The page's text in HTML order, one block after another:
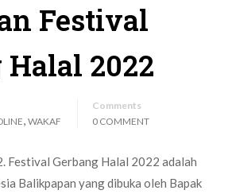
Festival
Halal 2022
, WAKAF
Comments
0 COMMENT
Festival Gerbang Halal 2022 adalah
Balikpapan yang dibuka oleh Bapak